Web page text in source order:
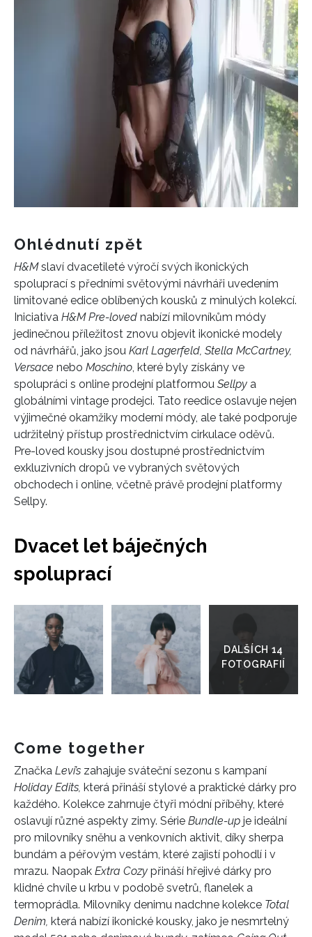
Ohlédnutí zpět
H&Mslaví dvacetileté výročí svých ikonických
spoluprací s předními světovými návrháři uvedením
limitované edice oblíbených kousků z minulých kolekcí.
Iniciativa H&M Pre-loved nabízí milovníkům módy
jedinečnou příležitost znovu objevit ikonické modely
od návrhářů, jako jsou Karl Lagerfeld, Stella McCartney,
Versace nebo Moschino , které byly získány ve
spolupráci s online prodejní platformou Sellpy a
globálními vintage prodejci. Tato reedice oslavuje nejen
výjimečné okamžiky moderní módy, ale také podporuje
udržitelný přístup prostřednictvím cirkulace oděvů.
Pre-loved kousky jsou dostupné prostřednictvím
exkluzivních dropů ve vybraných světových
obchodech i online, včetně právě prodejní platformy
Sellpy.
Dvacet let báječných
spoluprací
galerie
Come together
Značka Levi’s zahajuje sváteční sezonu s kampaní
Holiday Edits, která přináší stylové a praktické dárky pro
každého. Kolekce zahrnuje čtyři módní příběhy, které
oslavují různé aspekty zimy. Série Bundle-up je ideální
pro milovníky sněhu a venkovních aktivit, díky sherpa
bundám a péřovým vestám, které zajistí pohodlí i v
mrazu. Naopak Extra Cozy přináší hřejivé dárky pro
klidné chvíle u krbu v podobě svetrů, flanelek a
termoprádla. Milovníky denimu nadchne kolekce Total
Denim, která nabízí ikonické kousky, jako je nesmrtelný